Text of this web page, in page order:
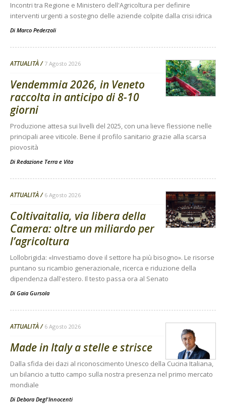
Incontri tra Regione e Ministero dell'Agricoltura per definire
interventi urgenti a sostegno delle aziende colpite dalla crisi idrica
Di Marco Pederzoli
ATTUALITÀ 7 Agosto 2026
Vendemmia 2026, in Veneto
raccolta in anticipo di 8-10
giorni
Produzione attesa sui livelli del 2025, con una lieve flessione nelle
principali aree viticole. Bene il profilo sanitario grazie alla scarsa
piovosità
Di Redazione Terra e Vita
ATTUALITÀ 6 Agosto 2026
Coltivaitalia, via libera della
Camera: oltre un miliardo per
l’agricoltura
Lollobrigida: «Investiamo dove il settore ha più bisogno». Le risorse
puntano su ricambio generazionale, ricerca e riduzione della
dipendenza dall'estero. Il testo passa ora al Senato
Di Gaia Gursola
ATTUALITÀ 6 Agosto 2026
Made in Italy a stelle e strisce
Dalla sfida dei dazi al riconoscimento Unesco della Cucina Italiana,
un bilancio a tutto campo sulla nostra presenza nel primo mercato
mondiale
Di Debora Degl'Innocenti